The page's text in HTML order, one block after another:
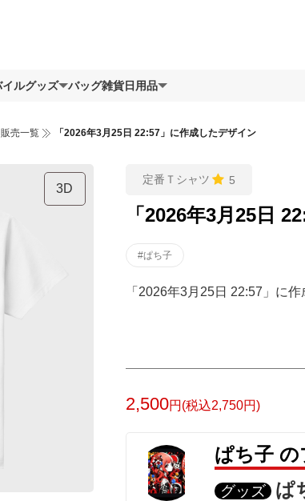
ルグッズ バッグ雑貨日用品
売一覧 「2026年3月25日 22:57」に作成したデザイン
3D
定番Ｔシャツ 5
「2026年3月25日
#ぱち子
「2026年3月25日 22:57」に
2,500円(税込2,750円)
ぱち子
グッズ ぱ